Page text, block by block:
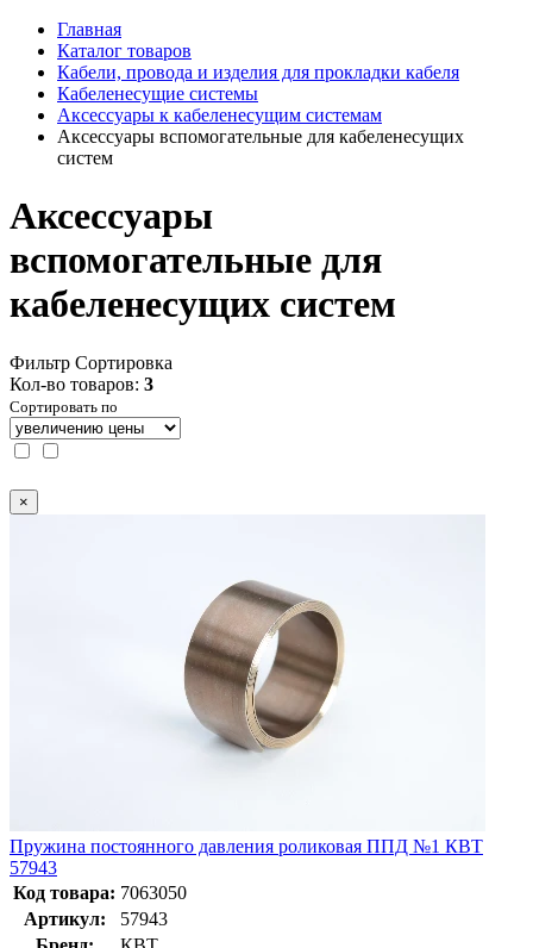
Главная
Каталог товаров
Кабели, провода и изделия для прокладки кабеля
Кабеленесущие системы
Аксессуары к кабеленесущим системам
Аксессуары вспомогательные для кабеленесущих
систем
Аксессуары
вспомогательные для
кабеленесущих систем
Фильтр Сортировка
Кол-во товаров: 3
Сортировать по
×
Пружина постоянного давления роликовая ППД №1 КВТ
57943
Код товара: 7063050
Артикул:
57943